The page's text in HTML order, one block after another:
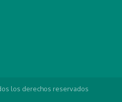
los derechos reservados